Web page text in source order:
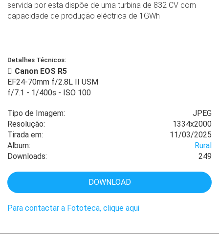
Detalhes Técnicos:
Canon EOS R5
EF24-70mm f/2.8L II USM
f/7.1 - 1/400s - ISO 100
Tipo de Imagem:
JPEG
Resolução:
1334x2000
Tirada em:
11/03/2025
Album:
Rural
Downloads:
249
DOWNLOAD
Para contactar a Fototeca, clique aqui
servida por esta dispõe de uma turbina de 832 CV com
capacidade de produção eléctrica de 1GWh